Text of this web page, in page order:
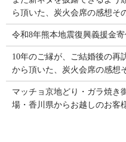
ら頂いた、炭火会席の感想そ
令和8年熊本地震復興義援金
10年のご縁が、ご結婚後の再
から頂いた、炭火会席の感想
マッチョ京地どり・ガラ焼き
場・香川県からお越しのお客